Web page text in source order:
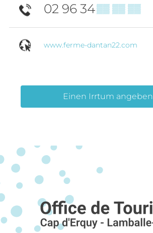
02 96 34▒▒ ▒▒ ▒▒
www.ferme-dantan22.com
Einen Irrtum angeben